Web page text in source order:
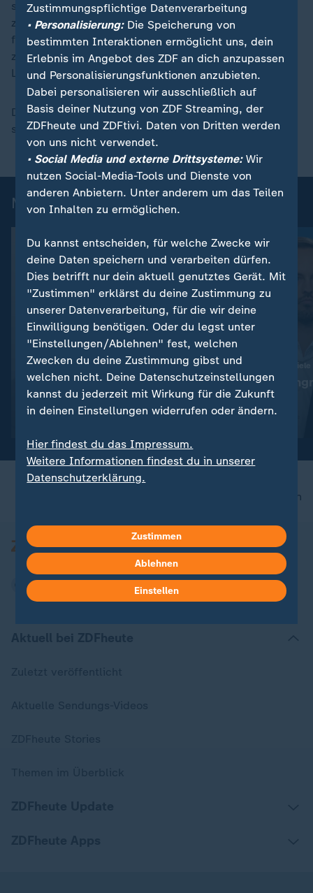
sondern, dass die aufgenommenen Schulden für
zusätzliche Investitionen genutzt werden. Schulden
fließen laut Fuest teilweise in Konsum statt in
zusätzliche Investitionen – während im Kernhaushalt
Lücken entstehen.
Die große Gefahr: steigende Schulden – aber kaum
sichtbare Verbesserungen bei der Infrastruktur.
Mehr aus ZDFheute live
Abwehr ballistischer Raketen:
"Das ist die Champions-
League der Technologie"
Ukraine trifft neue Ziele
"Deutlicher
Alltag"
nach oben
Zustimmungspflichtige Datenverarbeitung
• Personalisierung:Die Speicherung von
bestimmten Interaktionen ermöglicht uns, dein
Erlebnis im Angebot des ZDF an dich anzupassen
und Personalisierungsfunktionen anzubieten.
Dabei personalisieren wir ausschließlich auf
Basis deiner Nutzung von ZDF Streaming, der
ZDFheute und ZDFtivi. Daten von Dritten werden
von uns nicht verwendet.
• Social Media und externe Drittsysteme:Wir
nutzen Social-Media-Tools und Dienste von
anderen Anbietern. Unter anderem um das Teilen
von Inhalten zu ermöglichen.
Du kannst entscheiden, für welche Zwecke wir
deine Daten speichern und verarbeiten dürfen.
Dies betrifft nur dein aktuell genutztes Gerät. Mit
"Zustimmen" erklärst du deine Zustimmung zu
unserer Datenverarbeitung, für die wir deine
Einwilligung benötigen. Oder du legst unter
"Einstellungen/Ablehnen" fest, welchen
Zwecken du deine Zustimmung gibst und
welchen nicht. Deine Datenschutzeinstellungen
kannst du jederzeit mit Wirkung für die Zukunft
in deinen Einstellungen widerrufen oder ändern.
Hier findest du das Impressum.
Weitere Informationen findest du in unserer
Datenschutzerklärung.
Zustimmen
Ablehnen
Einstellen